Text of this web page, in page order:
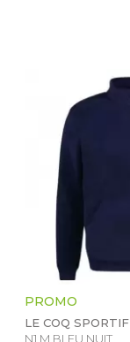
PROMO
LE COQ SPORTIF
N1 M BLEU NUIT